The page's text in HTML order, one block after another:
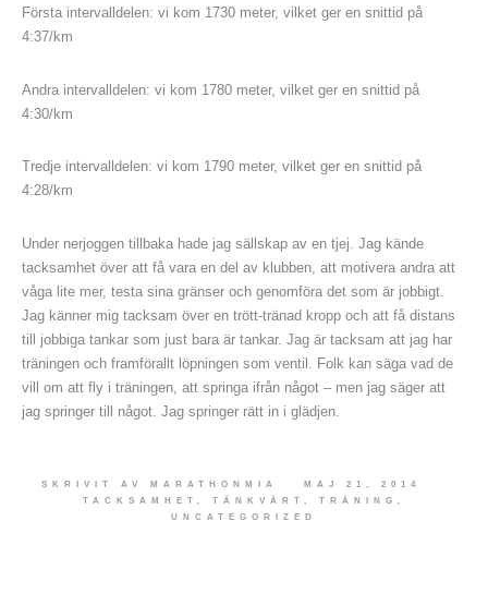
Första intervalldelen: vi kom 1730 meter, vilket ger en snittid på
4:37/km
Andra intervalldelen: vi kom 1780 meter, vilket ger en snittid på
4:30/km
Tredje intervalldelen: vi kom 1790 meter, vilket ger en snittid på
4:28/km
Under nerjoggen tillbaka hade jag sällskap av en tjej. Jag kände
tacksamhet över att få vara en del av klubben, att motivera andra att
våga lite mer, testa sina gränser och genomföra det som är jobbigt.
Jag känner mig tacksam över en trött-tränad kropp och att få distans
till jobbiga tankar som just bara är tankar. Jag är tacksam att jag har
träningen och framförallt löpningen som ventil. Folk kan säga vad de
vill om att fly i träningen, att springa ifrån något – men jag säger att
jag springer till något. Jag springer rätt in i glädjen.
SKRIVIT AV MARATHONMIA
MAJ 21, 2014
TACKSAMHET
TÄNKVÄRT TRÄNING
UNCATEGORIZED